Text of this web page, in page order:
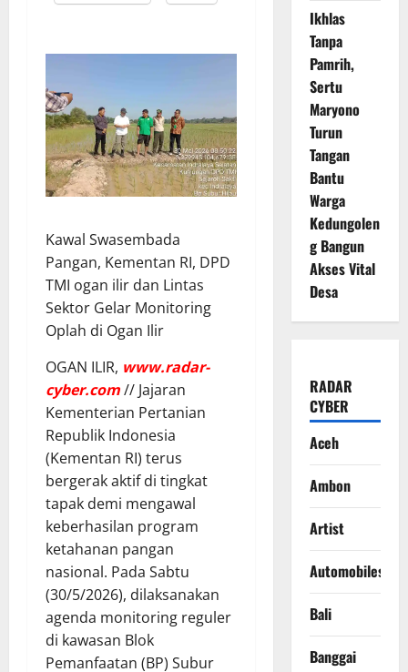
Kawal Swasembada
Pangan, Kementan RI, DPD
TMI ogan ilir dan Lintas
Sektor Gelar Monitoring
Oplah di Ogan Ilir
OGAN ILIR, www.radar-
cyber.com// Jajaran
Kementerian Pertanian
Republik Indonesia
(Kementan RI) terus
bergerak aktif di tingkat
tapak demi mengawal
keberhasilan program
ketahanan pangan
nasional. Pada Sabtu
(30/5/2026), dilaksanakan
agenda monitoring reguler
di kawasan Blok
Pemanfaatan (BP) Subur
Ikhlas
Tanpa
Pamrih,
Sertu
Maryono
Turun
Tangan
Bantu
Warga
Kedungolen
g Bangun
Akses Vital
Desa
RADAR
CYBER
Aceh
Ambon
Artist
Automobiles
Bali
Banggai